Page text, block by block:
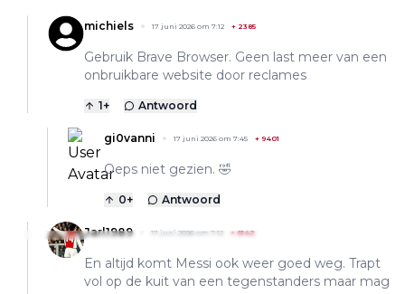
michiels 17 juni 2026 om 7:12 + 2385
Gebruik Brave Browser. Geen last meer van een
onbruikbare website door reclames
1+ Antwoord
gi0vanni 17 juni 2026 om 7:45 + 9401
Oeps niet gezien. 🤣
0+ Antwoord
Jarl1989 17 juni 2026 om 7:12 +6142
En altijd komt Messi ook weer goed weg. Trapt
vol op de kuit van een tegenstanders maar mag